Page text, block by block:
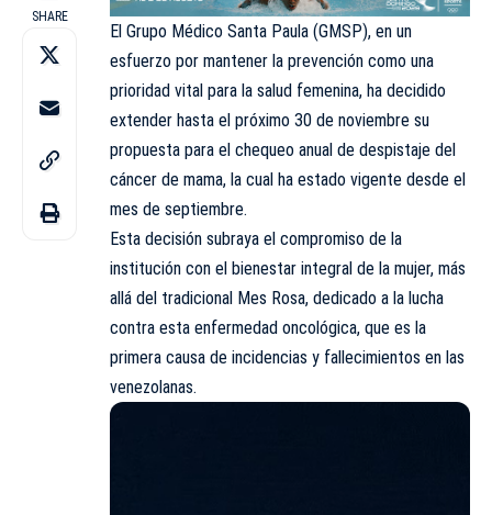
SHARE
El Grupo Médico Santa Paula (GMSP), en un
esfuerzo por mantener la prevención como una
prioridad vital para la salud femenina, ha decidido
extender hasta el próximo 30 de noviembre su
propuesta para el chequeo anual de despistaje del
cáncer de mama, la cual ha estado vigente desde el
mes de septiembre.
Esta decisión subraya el compromiso de la
institución con el bienestar integral de la mujer, más
allá del tradicional Mes Rosa, dedicado a la lucha
contra esta enfermedad oncológica, que es la
primera causa de incidencias y fallecimientos en las
venezolanas.